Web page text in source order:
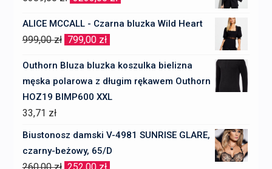
wynosiła:
5389,00 zł.
ALICE MCCALL - Czarna bluzka Wild Heart
999,00zł Pierwotna
799,00 zł
Outhorn Bluza bluzka koszulka bielizna
męska polarowa z długim rękawem Outhorn
HOZ19 BIMP600 XXL
33,71 zł
Biustonosz damski V-4981 SUNRISE GLARE,
czarny-beżowy, 65/D
Pierwotna